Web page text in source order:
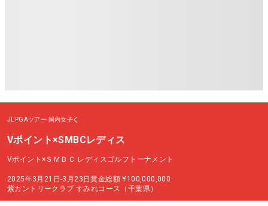
JLPGAツアー 国内女子
Vポイント×SMBCレディス
Vポイント×ＳＭＢＣ レディスゴルフトーナメント
2025年3月21日-3月23日賞金総額 ¥100,000,000
紫カントリークラブ すみれコース（千葉県）